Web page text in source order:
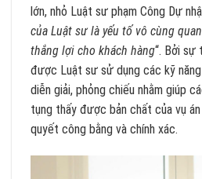
lớn, nhỏ Luật sư phạm Công Dự
của Luật sư là yếu tố vô cùng
thắng lợi cho khách hàng“. Bởi sự
được Luật sư sử dụng các kỹ
diễn giải, phỏng chiếu nhằm giúp
tụng thấy được bản chất của vụ
quyết công bằng và chính xác.